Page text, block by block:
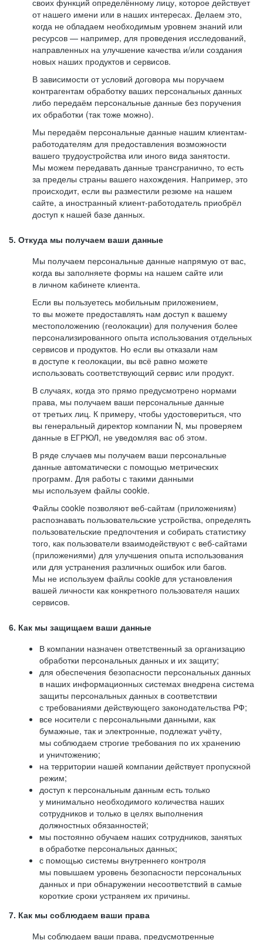
своих функций определённому лицу, которое действует
от нашего имени или в наших интересах. Делаем это,
когда не обладаем необходимым уровнем знаний или
ресурсов — например, для проведения исследований,
направленных на улучшение качества и/или создания
новых наших продуктов и сервисов.
В зависимости от условий договора мы поручаем
контрагентам обработку ваших персональных данных
либо передаём персональные данные без поручения
их обработки (так тоже можно).
Мы передаём персональные данные нашим клиентам-
работодателям для предоставления возможности
вашего трудоустройства или иного вида занятости.
Мы можем передавать данные трансгранично, то есть
за пределы страны вашего нахождения. Например, это
происходит, если вы разместили резюме на нашем
сайте, а иностранный клиент-работодатель приобрёл
доступ к нашей базе данных.
5. Откуда мы получаем ваши данные
Мы получаем персональные данные напрямую от вас,
когда вы заполняете формы на нашем сайте или
в личном кабинете клиента.
Если вы пользуетесь мобильным приложением,
то вы можете предоставлять нам доступ к вашему
местоположению (геолокации) для получения более
персонализированного опыта использования отдельных
сервисов и продуктов. Но если вы отказали нам
в доступе к геолокации, вы всё равно можете
использовать соответствующий сервис или продукт.
В случаях, когда это прямо предусмотрено нормами
права, мы получаем ваши персональные данные
от третьих лиц. К примеру, чтобы удостовериться, что
вы генеральный директор компании N, мы проверяем
данные в ЕГРЮЛ, не уведомляя вас об этом.
В ряде случаев мы получаем ваши персональные
данные автоматически с помощью метрических
программ. Для работы с такими данными
мы используем файлы cookie.
Файлы cookie позволяют веб-сайтам (приложениям)
распознавать пользовательские устройства, определять
пользовательские предпочтения и собирать статистику
того, как пользователи взаимодействуют с веб-сайтами
(приложениями) для улучшения опыта использования
или для устранения различных ошибок или багов.
Мы не используем файлы cookie для установления
вашей личности как конкретного пользователя наших
сервисов.
6. Как мы защищаем ваши данные
В компании назначен ответственный за организацию
обработки персональных данных и их защиту;
для обеспечения безопасности персональных данных
в наших информационных системах внедрена система
защиты персональных данных в соответствии
с требованиями действующего законодательства РФ;
все носители с персональными данными, как
бумажные, так и электронные, подлежат учёту,
мы соблюдаем строгие требования по их хранению
и уничтожению;
на территории нашей компании действует пропускной
режим;
доступ к персональным данным есть только
у минимально необходимого количества наших
сотрудников и только в целях выполнения
должностных обязанностей;
мы постоянно обучаем наших сотрудников, занятых
в обработке персональных данных;
с помощью системы внутреннего контроля
мы повышаем уровень безопасности персональных
данных и при обнаружении несоответствий в самые
короткие сроки устраняем их причины.
7. Как мы соблюдаем ваши права
Мы соблюдаем ваши права, предусмотренные